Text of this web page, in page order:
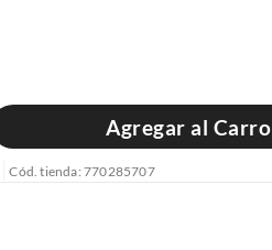
Agregar al Carro
Cód. tienda: 770285707